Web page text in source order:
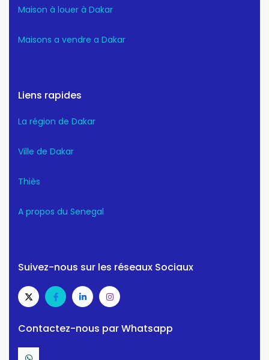
Maison à louer à Dakar
Maisons a vendre a Dakar
Liens rapides
La région de Dakar
Ville de Dakar
Thiès
A propos du Senegal
Suivez-nous sur les réseaux Sociaux
Contactez-nous par Whatsapp